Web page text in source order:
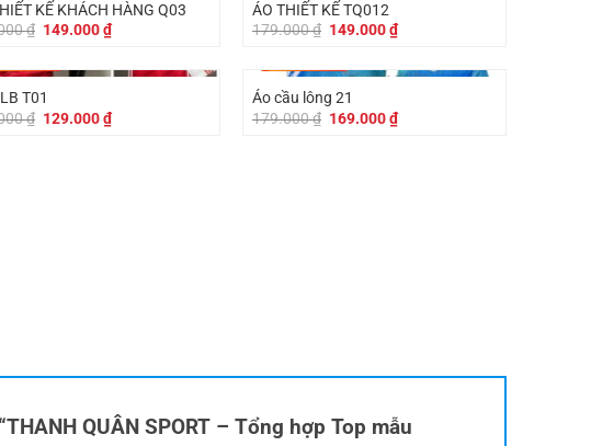
KẾ KHÁCH HÀNG Q03
₫ Giá
179.000 ₫.
149.000₫Giá
hiện
là:
ÁO THIẾT KẾ TQ012
179.000₫ Giá
179.000 ₫.
149.000₫Giá
hiện
là:
T01
₫ Giá
129.000₫Giá
hiện
Áo cầu lông 21
179.000₫ Giá
169.000₫Giá
hiện
QUÂN SPORT – Tổng hợp Top mẫu